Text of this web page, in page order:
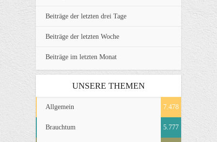
Beiträge der letzten drei Tage
Beiträge der letzten Woche
Beiträge im letzten Monat
UNSERE THEMEN
Allgemein 7.478
Brauchtum 5.777